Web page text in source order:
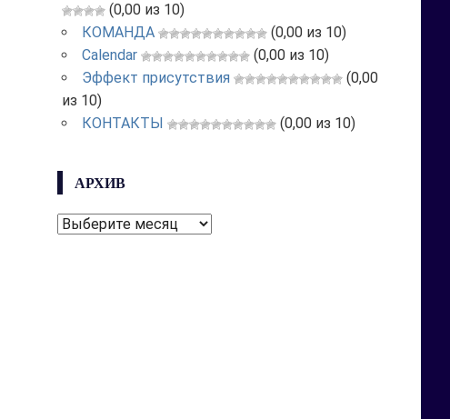
(0,00 из 10)
КОМАНДА
(0,00 из 10)
Calendar
(0,00 из 10)
Эффект присутствия
(0,00
из 10)
КОНТАКТЫ
(0,00 из 10)
АРХИВ
АРХИВ